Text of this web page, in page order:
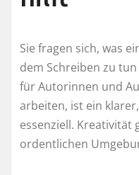
Sie fragen sich, was
dem Schreiben zu
für Autorinnen und
arbeiten, ist ein
essenziell. Kreativität
ordentlichen